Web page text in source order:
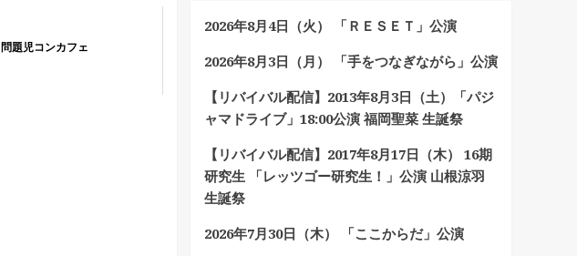
問題児コンカフェ
2026年8月4日（火） 「ＲＥＳＥＴ」公演
2026年8月3日（月） 「手をつなぎながら」公演
【リバイバル配信】2013年8月3日（土）「パジ
ャマドライブ」18:00公演 福岡聖菜 生誕祭
【リバイバル配信】2017年8月17日（木） 16期
研究生 「レッツゴー研究生！」公演 山根涼羽
生誕祭
2026年7月30日（木） 「ここからだ」公演